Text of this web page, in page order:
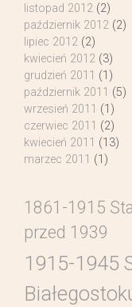
listopad 2012 (2)
październik 2012 (2)
lipiec 2012 (2)
kwiecień 2012 (3)
grudzień 2011 (1)
październik 2011 (5)
wrzesień 2011 (1)
czerwiec 2011 (2)
kwiecień 2011 (13)
marzec 2011 (1)
1861-1915
przed 1939
1915-1945